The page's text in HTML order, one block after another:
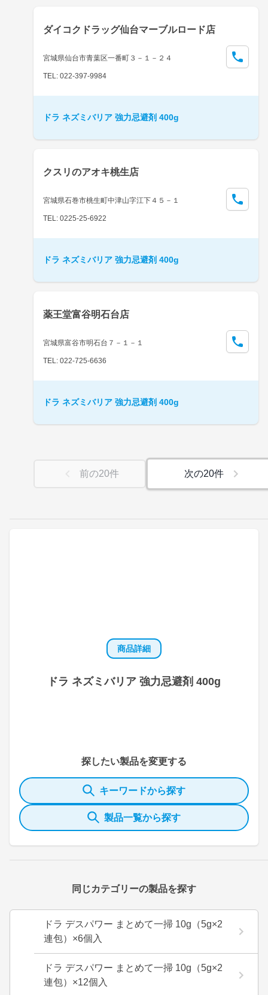
商品詳細
ドラ ネズミバリア 強力忌避剤 400g
探したい製品を変更する
キーワードから探す
製品一覧から探す
同じカテゴリーの製品を探す
ドラ デスパワー まとめて一掃 10g（5g×2
連包）×6個入
ドラ デスパワー まとめて一掃 10g（5g×2
連包）×12個入
ダイコクドラッグ仙台マーブルロード店
宮城県仙台市青葉区一番町３－１－２４
TEL: 022-397-9984
ドラ ネズミバリア 強力忌避剤 400g
クスリのアオキ桃生店
宮城県石巻市桃生町中津山字江下４５－１
TEL: 0225-25-6922
ドラ ネズミバリア 強力忌避剤 400g
薬王堂富谷明石台店
宮城県富谷市明石台７－１－１
TEL: 022-725-6636
ドラ ネズミバリア 強力忌避剤 400g
前の20件 次の20件